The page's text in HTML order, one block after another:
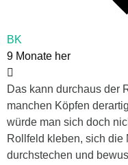
BK
9 Monate her
Das kann durchaus der
manchen Köpfen
würde man sich doch
Rollfeld kleben, sich die
durchstechen und